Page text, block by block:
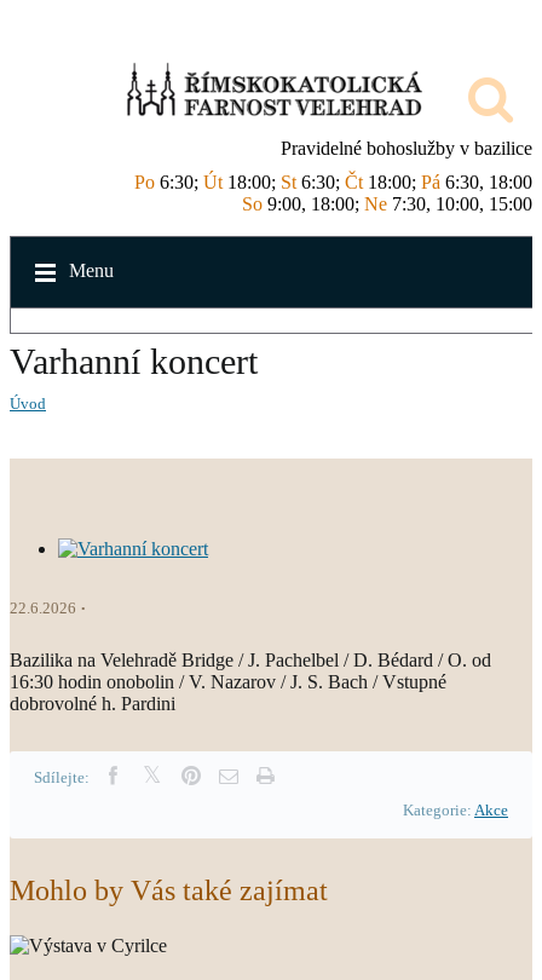
Pravidelné bohoslužby v bazilice
Po 6:30; Út 18:00; St 6:30; Čt 18:00; Pá 6:30, 18:00
So 9:00, 18:00; Ne 7:30, 10:00, 15:00
Menu
Varhanní koncert
Úvod
22.6.2026
Bazilika na Velehradě Bridge / J. Pachelbel / D. Bédard / O. od
16:30 hodin onobolin / V. Nazarov / J. S. Bach / Vstupné
dobrovolné h. Pardini
Sdílejte:
Kategorie: Akce
Mohlo by Vás také zajímat